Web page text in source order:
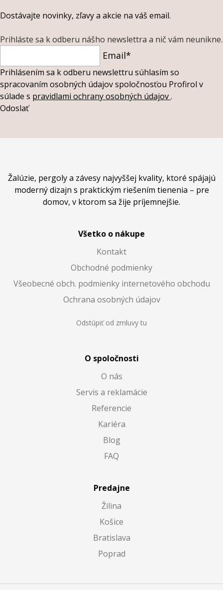
Dostávajte novinky, zľavy a akcie na váš email.
Prihláste sa k odberu nášho newslettra a nič vám neunikne.
Email*
Prihlásením sa k odberu newslettru súhlasím so
spracovaním osobných údajov spoločnosťou Profirol v
súlade s pravidlami ochrany osobných údajov.
Odoslať
Žalúzie, pergoly a závesy najvyššej kvality, ktoré spájajú
moderný dizajn s praktickým riešením tienenia – pre
domov, v ktorom sa žije príjemnejšie.
Všetko o nákupe
Kontakt
Obchodné podmienky
Všeobecné obch. podmienky internetového obchodu
Ochrana osobných údajov
Odstúpiť od zmluvy tu
O spoločnosti
O nás
Servis a reklamácie
Referencie
Kariéra
Blog
FAQ
Predajne
Žilina
Košice
Bratislava
Poprad